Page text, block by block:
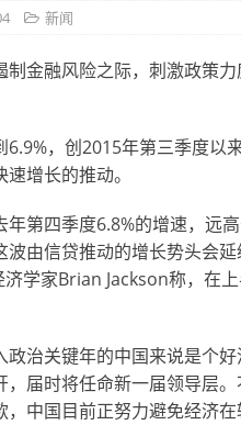
新闻
金融风险之际，刺激政策
，创2015年第三季度以
增长的推动。
第四季度6.8%的增速，远
波由信贷推动的增长势头会
学家Brian Jackson称，在
治关键年的中国来说是个
，届时将任命新一届领导层
，中国目前正努力避免经济